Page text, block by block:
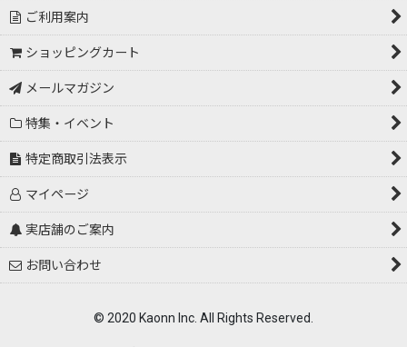
ご利用案内
ショッピングカート
メールマガジン
特集・イベント
特定商取引法表示
マイページ
実店舗のご案内
お問い合わせ
© 2020 Kaonn Inc. All Rights Reserved.